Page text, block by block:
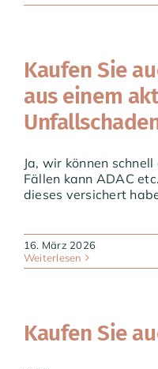
Kaufen Sie
aus einem
Ja, wir können
Fällen kann ADAC
dieses versichert
16. März 2026
Weiterlesen
Kaufen Sie